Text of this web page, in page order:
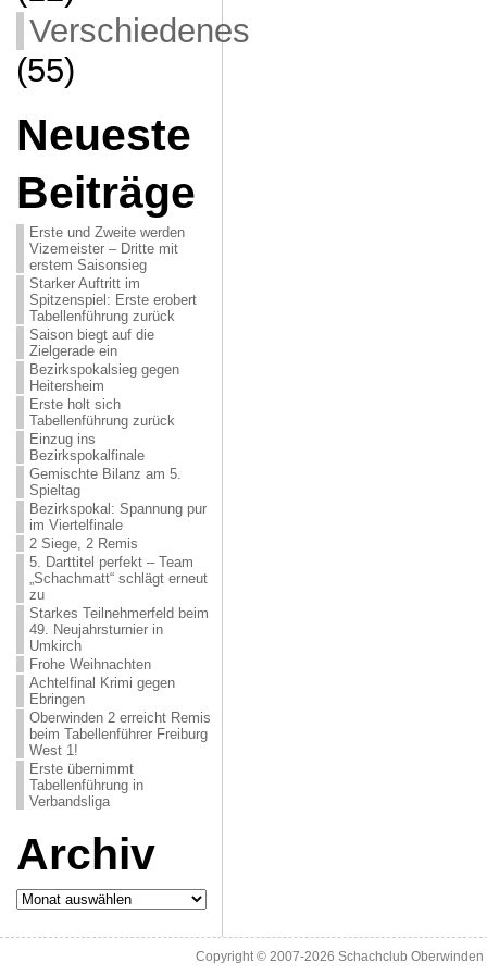
Verschiedenes
(55)
Neueste
Beiträge
Erste und Zweite werden
Vizemeister – Dritte mit
erstem Saisonsieg
Starker Auftritt im
Spitzenspiel: Erste erobert
Tabellenführung zurück
Saison biegt auf die
Zielgerade ein
Bezirkspokalsieg gegen
Heitersheim
Erste holt sich
Tabellenführung zurück
Einzug ins
Bezirkspokalfinale
Gemischte Bilanz am 5.
Spieltag
Bezirkspokal: Spannung pur
im Viertelfinale
2 Siege, 2 Remis
5. Darttitel perfekt – Team
„Schachmatt“ schlägt erneut
zu
Starkes Teilnehmerfeld beim
49. Neujahrsturnier in
Umkirch
Frohe Weihnachten
Achtelfinal Krimi gegen
Ebringen
Oberwinden 2 erreicht Remis
beim Tabellenführer Freiburg
West 1!
Erste übernimmt
Tabellenführung in
Verbandsliga
Archiv
Archiv
Copyright © 2007-2026Schachclub Oberwinden